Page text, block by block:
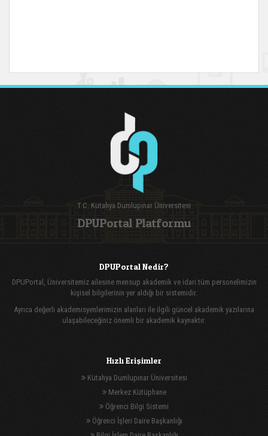
T.C. Kütahya Dumlupınar Üniversitesi
DPUPortal Platformu
DPUPortal Nedir?
DPUPortal, Üniversitemiz ailesine mensup akademik ve idari tüm personelimizin
kişisel bilgilerinin yer aldığı bir sistemidir.
Ayrıca değerli akademisyenlerimizin alanları ile ilgili güncel akademik yazılarına
ulaşabileceğiniz önemli bir akademik kaynaktır.
Hızlı Erişimler
Kütahya Dumlupınar Üniversitesi
Merkez Kütüphane
Öğrenci Bilgi Sistemi
Öğrenci İşleri Daire Başkanlığı